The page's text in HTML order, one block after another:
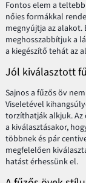
Fontos elem a
nőies formákkal
megnyújtja az
meghosszabbítjuk a
a kiegészítő tehát az
Jól kiválasztott
Sajnos a fűzős öv
Viseletével
torzíthatják alkjuk.
a kiválasztásakor,
többnek és pár
megfelelően
hatást érhessünk el.